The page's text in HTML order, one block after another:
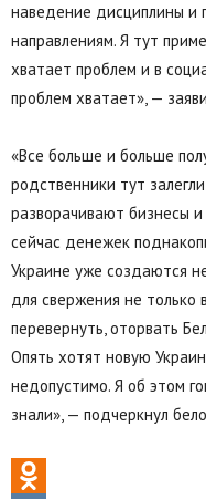
наведение дисциплины и
направлениям. Я тут
хватает проблем и в
проблем хватает», —
«Все больше и больше
родственники тут
разворачивают бизнесы и
сейчас денежек
Украине уже создаются
для свержения не только
перевернуть, оторвать
Опять хотят новую
недопустимо. Я об этом
знали», — подчеркнул